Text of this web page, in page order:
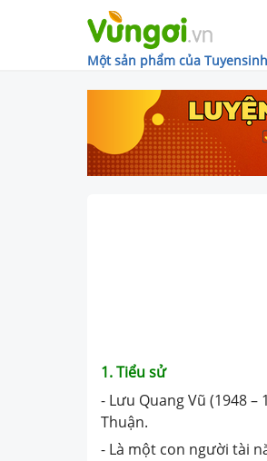
Một sản phẩm của
1. Tiểu sử
- Lưu Quang Vũ (1948
Thuận.
- Là một con người tài